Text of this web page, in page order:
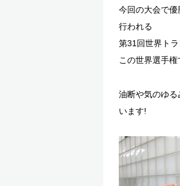
今回の大会で
行われる
第31回世界ト
この世界選手
油断や気のゆ
います!